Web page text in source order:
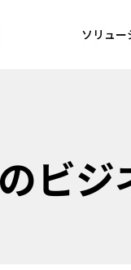
ソリュー
ビ